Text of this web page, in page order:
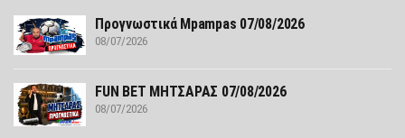
Προγνωστικά Mpampas 07/08/2026
08/07/2026
FUN ΒΕΤ ΜΗΤΣΑΡΑΣ 07/08/2026
08/07/2026